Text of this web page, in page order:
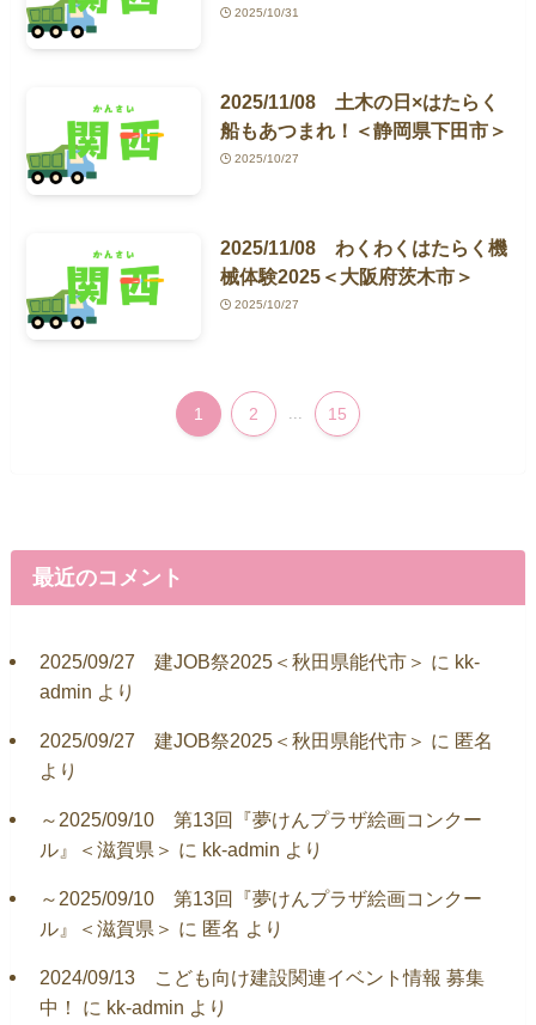
2025/10/31
2025/11/08 土木の日×はたらく
船もあつまれ！＜静岡県下田市＞
2025/10/27
2025/11/08 わくわくはたらく機
械体験2025＜大阪府茨木市＞
2025/10/27
1 2 ... 15
最近のコメント
2025/09/27 建JOB祭2025＜秋田県能代市＞ に kk-
admin より
2025/09/27 建JOB祭2025＜秋田県能代市＞ に 匿名
より
～2025/09/10 第13回『夢けんプラザ絵画コンクー
ル』＜滋賀県＞ に kk-admin より
～2025/09/10 第13回『夢けんプラザ絵画コンクー
ル』＜滋賀県＞ に 匿名 より
2024/09/13 こども向け建設関連イベント情報 募集
中！
に kk-admin より